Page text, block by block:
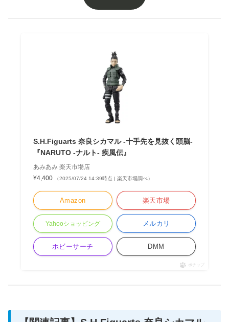
S.H.Figuarts 奈良シカマル -十手先を見抜く頭脳-
『NARUTO -ナルト- 疾風伝』
あみあみ 楽天市場店
¥4,400
（2025/07/24 14:39時点 | 楽天市場調べ）
Amazon 楽天市場
Yahooショッピング メルカリ
ホビーサーチ DMM
ポチップ